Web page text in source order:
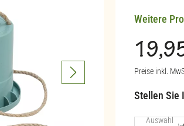
Weitere
Regulärer
Preise inkl.
Stellen Sie
Auswahl